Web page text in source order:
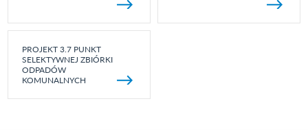
PROJEKT 3.7 PUNKT
SELEKTYWNEJ ZBIÓRKI
ODPADÓW
KOMUNALNYCH